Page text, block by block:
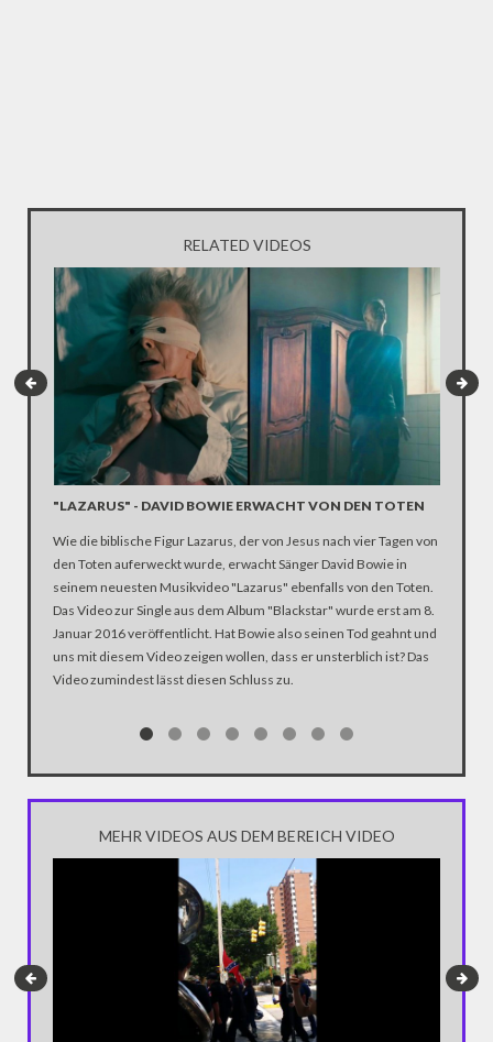
RELATED VIDEOS
"LAZARUS" - DAVID BOWIE ERWACHT VON DEN TOTEN
Wie die biblische Figur Lazarus, der von Jesus nach vier Tagen von
den Toten auferweckt wurde, erwacht Sänger David Bowie in
seinem neuesten Musikvideo "Lazarus" ebenfalls von den Toten.
Das Video zur Single aus dem Album "Blackstar" wurde erst am 8.
Januar 2016 veröffentlicht. Hat Bowie also seinen Tod geahnt und
uns mit diesem Video zeigen wollen, dass er unsterblich ist? Das
Video zumindest lässt diesen Schluss zu.
MEHR VIDEOS AUS DEM BEREICH VIDEO